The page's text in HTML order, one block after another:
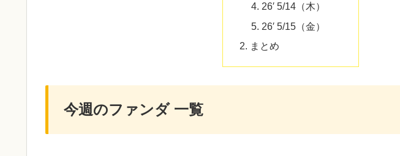
26′ 5/14（木）
26′ 5/15（金）
まとめ
今週のファンダ 一覧